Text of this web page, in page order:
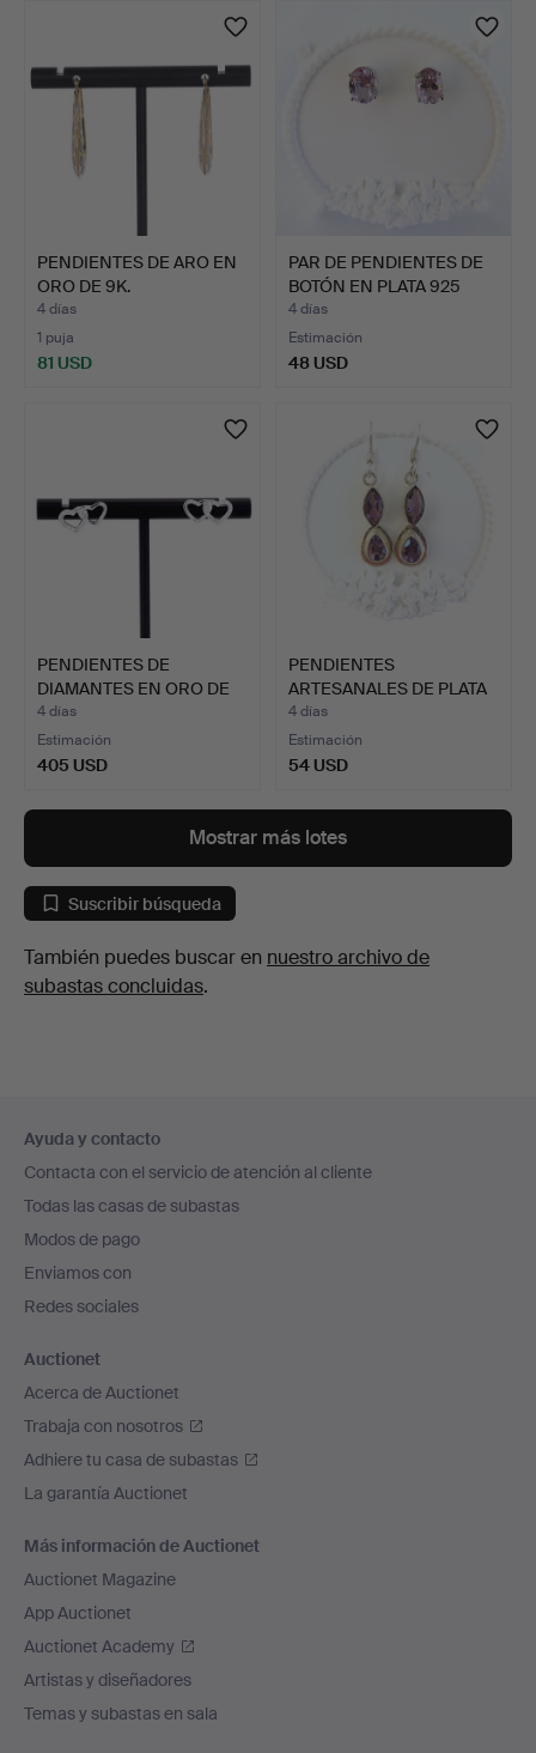
PENDIENTES DE ARO EN
ORO DE 9K.
4 días
1 puja
81 USD
PAR DE PENDIENTES DE
BOTÓN EN PLATA 925
CO…
4 días
Estimación
48 USD
PENDIENTES DE
DIAMANTES EN ORO DE
14 QUILA…
4 días
Estimación
405 USD
PENDIENTES
ARTESANALES DE PLATA
925 CON AM…
4 días
Estimación
54 USD
Mostrar más lotes
Suscribir búsqueda
También puedes buscar en nuestro archivo de
subastas concluidas.
en
el
pie
de
página
Ayuda y contacto
Contacta con el servicio de atención al cliente
Todas las casas de subastas
Modos de pago
Enviamos con
Redes sociales
Auctionet
Acerca de Auctionet
Trabaja con nosotros
Adhiere tu casa de subastas
La garantía Auctionet
Más información de Auctionet
Auctionet Magazine
App Auctionet
Auctionet Academy
Artistas y diseñadores
Temas y subastas en sala